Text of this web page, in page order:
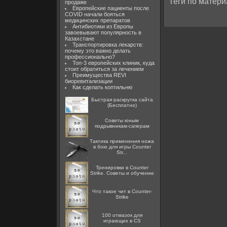
продаже
Европейские пациенты после
COVID начали бояться
медицинских препаратов
Антибиотики из Европы
завоевывают популярность в
Казахстане
Транспортировка лекарств:
почему это важно делать
профессионально?
Топ-3 европейских клиник, куда
стоит обратиться за лечением
Преимущества REVI
биоревитализации
Как сделать коптильню
Быстрая раскрутка сайта
(Бесплатно)
Советы юным
подрывникам-саперам
Тактика применения ножа
в бою для игры Counter
Str...
Тренировки в Counter
Strike. Советы и обучение
Что такое чит в Counter-
Strike
100 отмазок для
играющих в CS